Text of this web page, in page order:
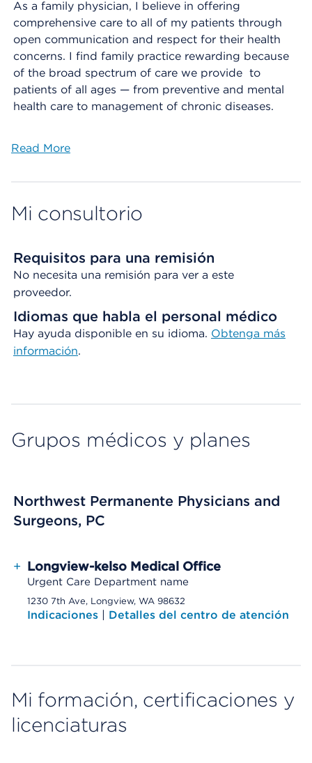
As a family physician, I believe in offering
comprehensive care to all of my patients through
open communication and respect for their health
concerns. I find family practice rewarding because
of the broad spectrum of care we provide to
patients of all ages — from preventive and mental
health care to management of chronic diseases.
Read More
Mi consultorio
Requisitos para una remisión
No necesita una remisión para ver a este
proveedor.
Idiomas que habla el personal médico
Hay ayuda disponible en su idioma. Obtenga más
información.
Grupos médicos y planes
Northwest Permanente Physicians and
Surgeons, PC
+ Longview-kelso Medical Office
Urgent Care Department name
1230 7th Ave, Longview, WA 98632
Indicaciones | Detalles del centro de atención
Mi formación, certificaciones y
licenciaturas